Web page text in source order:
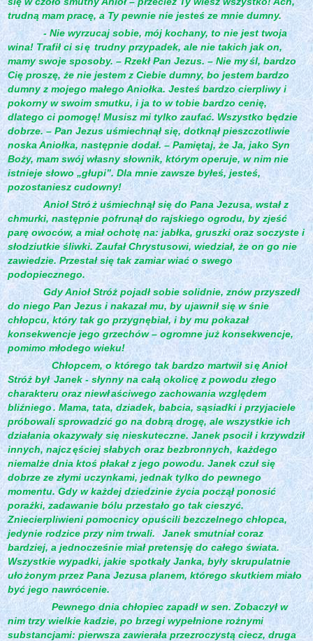
trudną mam pracę, a Ty pewnie nie jesteś ze mnie dumny.
- Nie wyrzucaj sobie, mój kochany, to nie jest twoja
wina! Trafił ci się trudny przypadek, ale nie takich jak on,
mamy swoje sposoby. – Rzekł Pan Jezus. – Nie myśl, bardzo
Cię proszę, że nie jestem z Ciebie dumny, bo jestem bardzo
dumny z mojego małego Aniołka. Jesteś bardzo cierpliwy i
pokorny w swoim smutku, i ja to w tobie bardzo cenię,
dlatego ci pomogę! Musisz mi tylko zaufać. Wszystko będzie
dobrze. – Pan Jezus uśmiechnął się, dotknął pieszczotliwie
noska Aniołka, następnie dodał. – Pamiętaj, że Ja, jako Syn
Boży, mam swój własny słownik, którym operuje, w nim nie
istnieje słowo „głupi”. Dla mnie zawsze byłeś, jesteś,
pozostaniesz cudowny!
Anioł Stróż uśmiechnął się do Pana Jezusa, wstał z
chmurki, następnie pofrunął do rajskiego ogrodu, by zjeść
parę owoców, a miał ochotę na: jabłka, gruszki oraz soczyste i
słodziutkie śliwki. Zaufał Chrystusowi, wiedział, że on go nie
zawiedzie. Przestał się tak zamiar wiać o swego
podopiecznego.
Gdy Anioł Stróż pojadł sobie solidnie, znów przyszedł
do niego Pan Jezus i nakazał mu, by ujawnił się w śnie
chłopcu, który tak go przygnębiał, i by mu pokazał
konsekwencje jego grzechów – ogromne już konsekwencje,
pomimo młodego wieku!
Chłopcem, o którego tak bardzo martwił się Anioł
Stróż był Janek - słynny na całą okolicę z powodu złego
charakteru oraz niewłaściwego zachowania względem
bliźniego. Mama, tata, dziadek, babcia, sąsiadki i przyjaciele
próbowali sprowadzić go na dobrą drogę, ale wszystkie ich
działania okazywały się nieskuteczne. Janek psocił i krzywdził
innych, najczęściej słabych oraz bezbronnych,każdego
niemalże dnia ktoś płakał z jego powodu. Janek czuł się
dobrze ze złymi uczynkami, jednak tylko do pewnego
momentu. Gdy w każdej dziedzinie życia począł ponosić
porażki, zadawanie bólu przestało go tak cieszyć.
Zniecierpliwieni pomocnicy opuścili bezczelnego chłopca,
jedynie rodzice przy nim trwali.
Janek smutniał coraz
bardziej, a jednocześnie miał pretensję do całego świata.
Wszystkie wypadki, jakie spotkały Janka, były skrupulatnie
ułożonym przez Pana Jezusa planem, którego skutkiem miało
być jego nawrócenie.
Pewnego dnia chłopiec zapadł w sen. Zobaczył w
nim trzy wielkie kadzie, po brzegi wypełnione rożnymi
substancjami: pierwsza zawierała przezroczystą ciecz, druga